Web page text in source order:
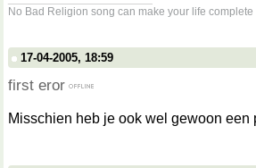
No Bad Religion song can make your life complete
17-04-2005, 18:59
first eror
Misschien heb je ook wel gewoon een